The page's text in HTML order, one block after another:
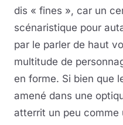
dis « fines », car un
scénaristique pour
par le parler de haut
multitude de
en forme. Si bien que
amené dans une
atterrit un peu comme